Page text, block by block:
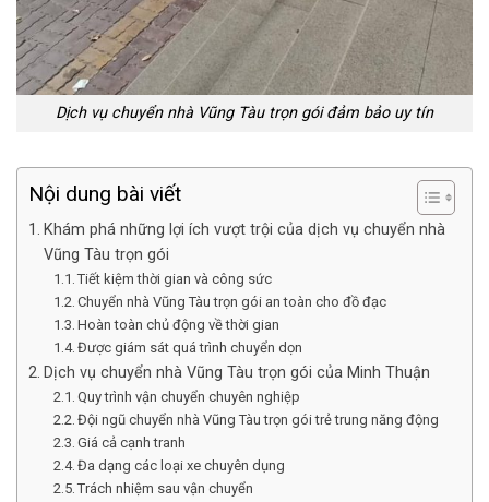
Dịch vụ chuyển nhà Vũng Tàu trọn gói đảm bảo uy tín
Nội dung bài viết
Khám phá những lợi ích vượt trội của dịch vụ chuyển nhà
Vũng Tàu trọn gói
Tiết kiệm thời gian và công sức
Chuyển nhà Vũng Tàu trọn gói an toàn cho đồ đạc
Hoàn toàn chủ động về thời gian
Được giám sát quá trình chuyển dọn
Dịch vụ chuyển nhà Vũng Tàu trọn gói của Minh Thuận
Quy trình vận chuyển chuyên nghiệp
Đội ngũ chuyển nhà Vũng Tàu trọn gói trẻ trung năng động
Giá cả cạnh tranh
Đa dạng các loại xe chuyên dụng
Trách nhiệm sau vận chuyển